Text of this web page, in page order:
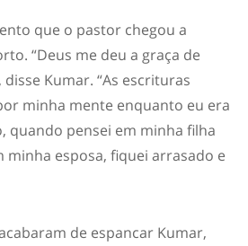
que o pastor chegou a
“Deus me deu a graça de
Kumar. “As escrituras
minha mente enquanto eu era
quando pensei em minha filha
minha esposa, fiquei arrasado e
de espancar Kumar,